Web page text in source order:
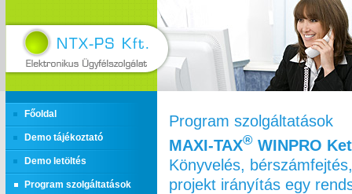
Főoldal
Demo tájékoztató
Demo letöltés
Program szolgáltatások
Program szolgáltatások
MAXI‑TAX® WINPRO
Könyvelés,
projekt irányítás egy